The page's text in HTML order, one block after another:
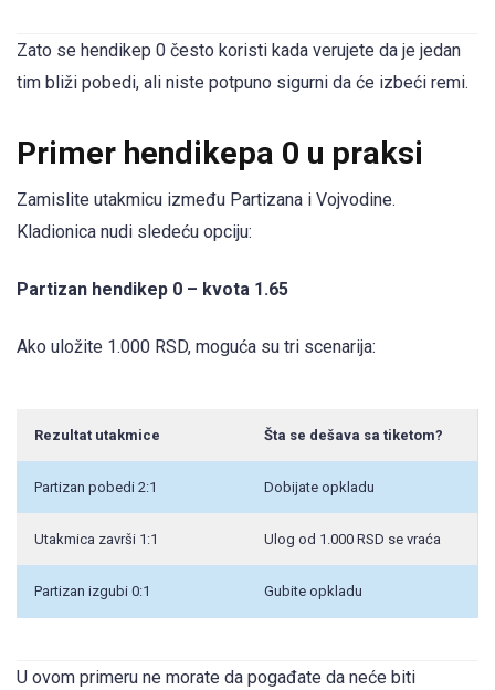
Zato se hendikep 0 često koristi kada verujete da je jedan
tim bliži pobedi, ali niste potpuno sigurni da će izbeći remi.
Primer hendikepa 0 u praksi
Zamislite utakmicu između Partizana i Vojvodine.
Kladionica nudi sledeću opciju:
Partizan hendikep 0 – kvota 1.65
Ako uložite 1.000 RSD, moguća su tri scenarija:
Rezultat utakmice Šta se dešava sa tiketom?
Partizan pobedi 2:1 Dobijate opkladu
Utakmica završi 1:1 Ulog od 1.000 RSD se vraća
Partizan izgubi 0:1 Gubite opkladu
U ovom primeru ne morate da pogađate da neće biti